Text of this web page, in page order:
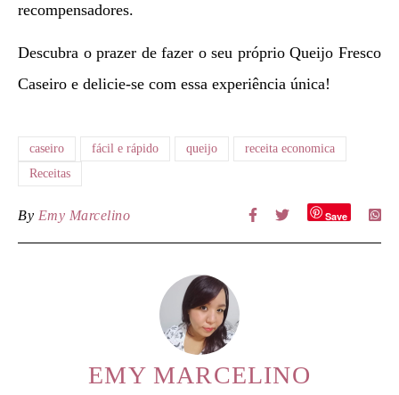
recompensadores.
Descubra o prazer de fazer o seu próprio Queijo Fresco
Caseiro e delicie-se com essa experiência única!
caseiro fácil e rápido queijo
receita economica
Receitas
By Emy Marcelino Save
EMY MARCELINO